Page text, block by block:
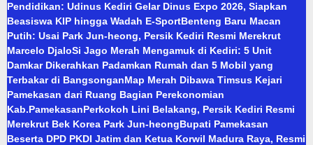
Pendidikan: Udinus Kediri Gelar Dinus Expo 2026, Siapkan
Beasiswa KIP hingga Wadah E-SportBenteng Baru Macan
Putih: Usai Park Jun-heong, Persik Kediri Resmi Merekrut
Marcelo DjaloSi Jago Merah Mengamuk di Kediri: 5 Unit
Damkar Dikerahkan Padamkan Rumah dan 5 Mobil yang
Terbakar di BangsonganMap Merah Dibawa Timsus Kejari
Pamekasan dari Ruang Bagian Perekonomian
Kab.PamekasanPerkokoh Lini Belakang, Persik Kediri Resmi
Merekrut Bek Korea Park Jun-heongBupati Pamekasan
Beserta DPD PKDI Jatim dan Ketua Korwil Madura Raya, Resmi